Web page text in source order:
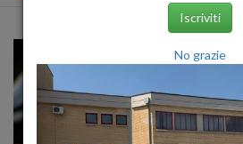
Iscriviti
No grazie